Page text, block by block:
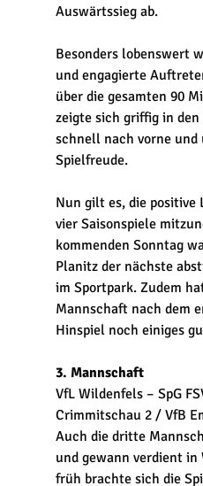
Auswärtssieg ab.
Besonders lobenswert
und engagierte
über die gesamten 90
zeigte sich griffig in
schnell nach vorne
Spielfreude.
Nun gilt es, die
vier Saisonspiele
kommenden Sonntag
Planitz der nächste
im Sportpark. Zudem
Mannschaft nach dem
Hinspiel noch einiges
3. Mannschaft
VfL Wildenfels – SpG
Crimmitschau 2 / VfB
Auch die dritte
und gewann verdient
früh brachte sich die